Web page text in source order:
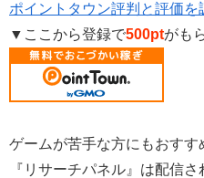
ポイントタウン評判と評価
▼ここから登録で500ptがも
ゲームが苦手な方にもおす
『リサーチパネル』は配信